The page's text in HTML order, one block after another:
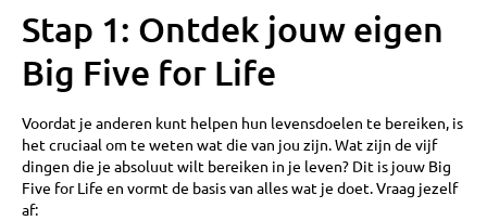
Stap 1: Ontdek jouw eigen
Big Five for Life
Voordat je anderen kunt helpen hun levensdoelen te bereiken, is
het cruciaal om te weten wat die van jou zijn. Wat zijn de vijf
dingen die je absoluut wilt bereiken in je leven? Dit is jouw Big
Five for Life en vormt de basis van alles wat je doet. Vraag jezelf
af: